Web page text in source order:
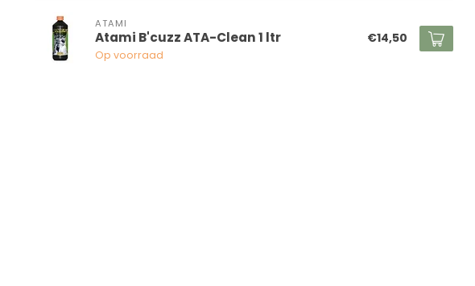
ATAMI
Atami B'cuzz ATA-Clean 1 ltr
Op voorraad
€14,50